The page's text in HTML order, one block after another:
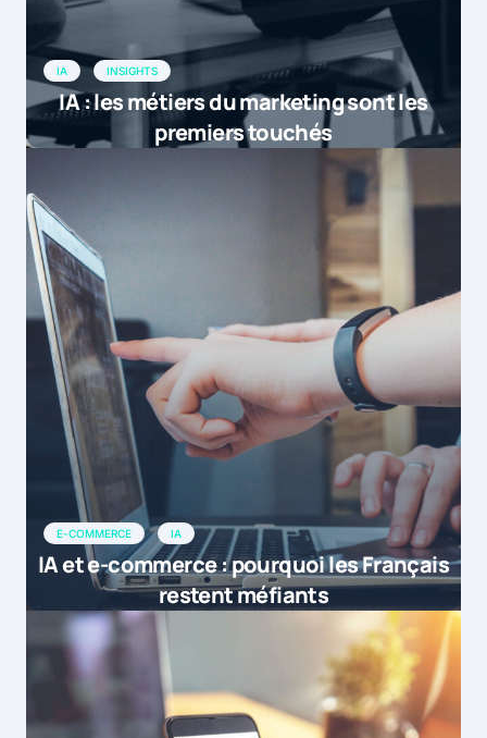
IA INSIGHTS
IA : les métiers du marketing sont les
premiers touchés
E-COMMERCE IA
IA et e-commerce : pourquoi les Français
restent méfiants